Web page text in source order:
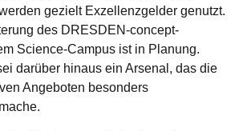
gezielt Exzellenzgelder genutzt.
des DRESDEN-concept-
Science-Campus ist in Planung.
darüber hinaus ein Arsenal, das die
Angeboten besonders